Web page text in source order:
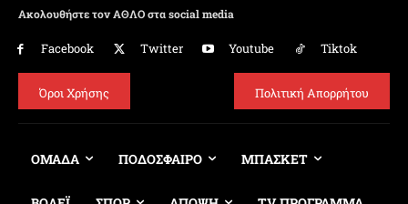
Ακολουθήστε τον ΑΘΛΟ στα social media
Facebook Twitter Youtube Tiktok
Όροι Χρήσης Πολιτική Απορρήτου
ΟΜΑΔΑ ΠΟΔΟΣΦΑΙΡΟ ΜΠΑΣΚΕΤ